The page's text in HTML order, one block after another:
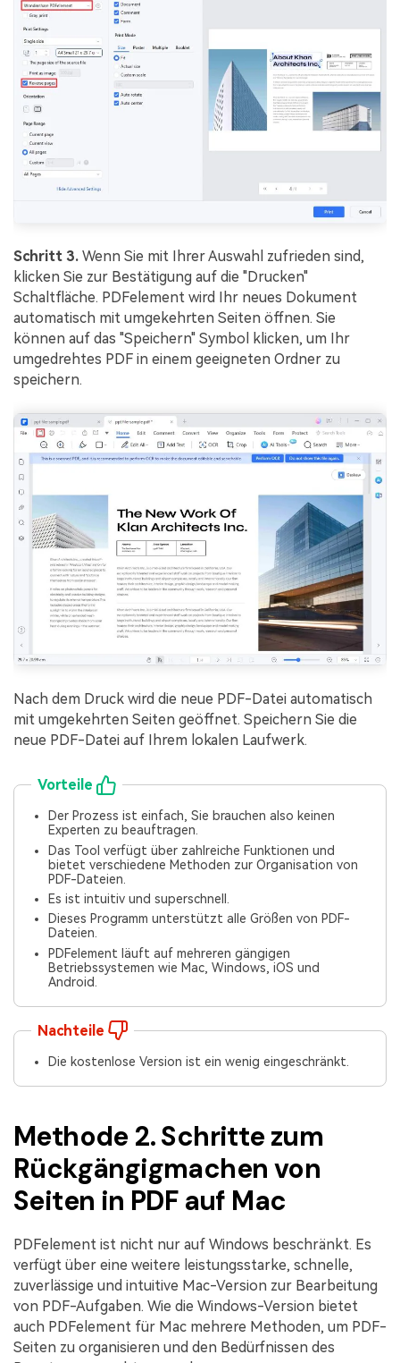
Schritt 3. Wenn Sie mit Ihrer Auswahl zufrieden sind,
klicken Sie zur Bestätigung auf die "Drucken"
Schaltfläche. PDFelement wird Ihr neues Dokument
automatisch mit umgekehrten Seiten öffnen. Sie
können auf das "Speichern" Symbol klicken, um Ihr
umgedrehtes PDF in einem geeigneten Ordner zu
speichern.
Nach dem Druck wird die neue PDF-Datei automatisch
mit umgekehrten Seiten geöffnet. Speichern Sie die
neue PDF-Datei auf Ihrem lokalen Laufwerk.
Vorteile
Der Prozess ist einfach, Sie brauchen also keinen
Experten zu beauftragen.
Das Tool verfügt über zahlreiche Funktionen und
bietet verschiedene Methoden zur Organisation von
PDF-Dateien.
Es ist intuitiv und superschnell.
Dieses Programm unterstützt alle Größen von PDF-
Dateien.
PDFelement läuft auf mehreren gängigen
Betriebssystemen wie Mac, Windows, iOS und
Android.
Nachteile
Die kostenlose Version ist ein wenig eingeschränkt.
Methode 2. Schritte zum
Rückgängigmachen von
Seiten in PDF auf Mac
PDFelement ist nicht nur auf Windows beschränkt. Es
verfügt über eine weitere leistungsstarke, schnelle,
zuverlässige und intuitive Mac-Version zur Bearbeitung
von PDF-Aufgaben. Wie die Windows-Version bietet
auch PDFelement für Mac mehrere Methoden, um PDF-
Seiten zu organisieren und den Bedürfnissen des